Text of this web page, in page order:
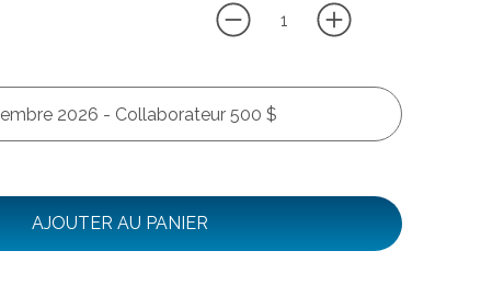
2026 - Collaborateur 500 $
AJOUTER AU PANIER